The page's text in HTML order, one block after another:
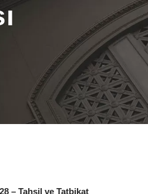
– Tahsil ve Tatbikat